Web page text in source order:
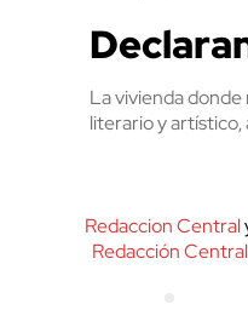
La vivienda
literario y artístico,
Redaccion Central
Redacción Central